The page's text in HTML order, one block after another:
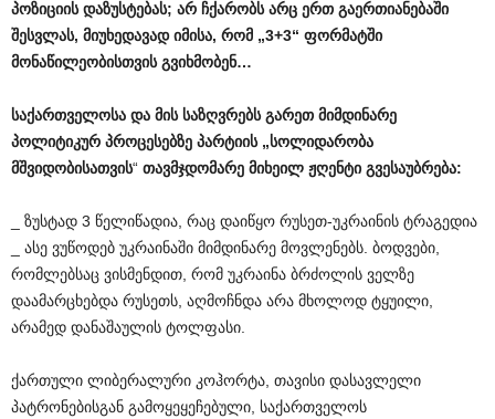
პოზიციის დაზუსტებას; არ ჩქარობს არც ერთ გაერთიანებაში
შესვლას, მიუხედავად იმისა, რომ „3+3“ ფორმატში
მონაწილეობისთვის გვიხმობენ…
საქართველოსა და მის საზღვრებს გარეთ მიმდინარე
პოლიტიკურ პროცესებზე პარტიის „სოლიდარობა
მშვიდობისათვის“ თავმჯდომარე მიხეილ ჟღენტი გვესაუბრება:
_ ზუსტად 3 წელიწადია, რაც დაიწყო რუსეთ-უკრაინის ტრაგედია
_ ასე ვუწოდებ უკრაინაში მიმდინარე მოვლენებს. ბოდვები,
რომლებსაც ვისმენდით, რომ უკრაინა ბრძოლის ველზე
დაამარცხებდა რუსეთს, აღმოჩნდა არა მხოლოდ ტყუილი,
არამედ დანაშაულის ტოლფასი.
ქართული ლიბერალური კოჰორტა, თავისი დასავლელი
პატრონებისგან გამოყეყეჩებული, საქართველოს